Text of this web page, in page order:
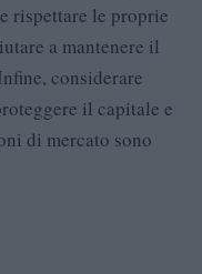
rispettare le proprie
a mantenere il
considerare
il capitale e
di mercato sono